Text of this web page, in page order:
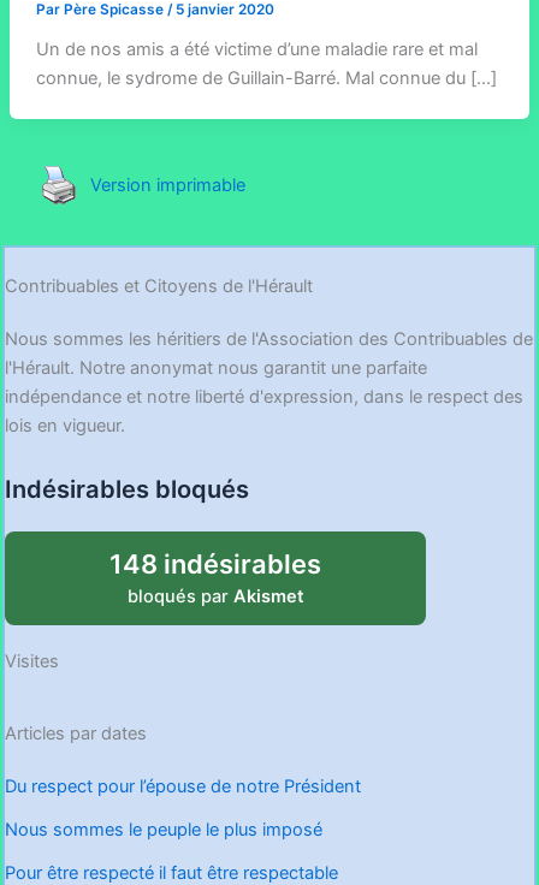
Par Père Spicasse / 5 janvier 2020
Un de nos amis a été victime d’une maladie rare et mal
connue, le sydrome de Guillain-Barré. Mal connue du […]
Version imprimable
Contribuables et Citoyens de l'Hérault
Nous sommes les héritiers de l'Association des Contribuables de
l'Hérault. Notre anonymat nous garantit une parfaite
indépendance et notre liberté d'expression, dans le respect des
lois en vigueur.
Indésirables bloqués
148 indésirables
bloqués par Akismet
Visites
Articles par dates
Du respect pour l’épouse de notre Président
Nous sommes le peuple le plus imposé
Pour être respecté il faut être respectable